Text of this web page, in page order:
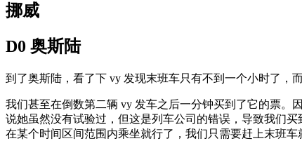
挪威
D0 奥斯陆
到了奥斯陆，看了下 vy 发现末班车只有不到一个小时了，
我们甚至在倒数第二辆 vy 发车之后一分钟买到了它的票。
说她虽然没有试验过，但这是列车公司的错误，导致我们
在某个时间区间范围内乘坐就行了，我们只需要赶上末班车